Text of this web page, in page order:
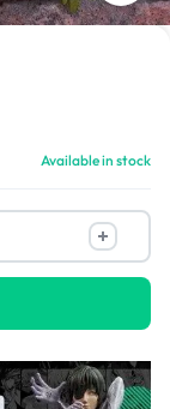
Available in stock